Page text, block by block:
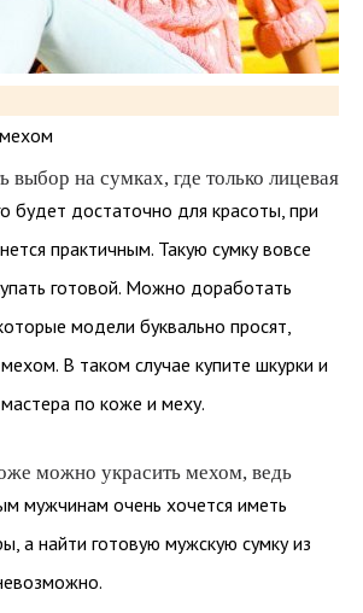
на сумках, где только лицевая
будет достаточно для красоты, при
практичным. Такую сумку вовсе
готовой. Можно доработать
модели буквально просят,
В таком случае купите шкурки и
по коже и меху.
можно украсить мехом, ведь
мужчинам очень хочется иметь
а найти готовую мужскую сумку из